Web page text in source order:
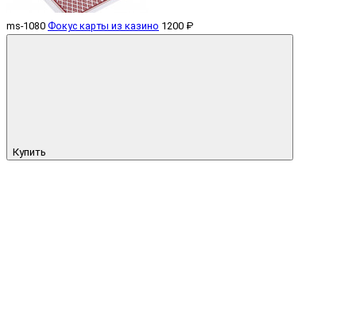
ms-1080 Фокус карты из казино 1200 ₽
Купить